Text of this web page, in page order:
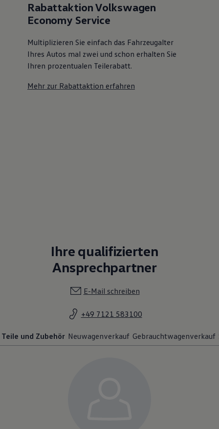
Rabattaktion Volkswagen
Economy Service
Multiplizieren Sie einfach das Fahrzeugalter
Ihres Autos mal zwei und schon erhalten Sie
Ihren prozentualen Teilerabatt.
Mehr zur Rabattaktion erfahren
Ihre qualifizierten
Ansprechpartner
E-Mail schreiben
+49 7121 583100
Teile und Zubehör Neuwagenverkauf Gebrauchtwagenverkauf